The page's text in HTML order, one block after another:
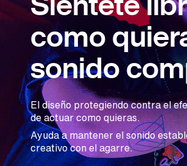
como
sonido
El diseño protegiendo contra el
de actuar como quieras.
Ayuda a mantener el sonido
creativo con el agarre.